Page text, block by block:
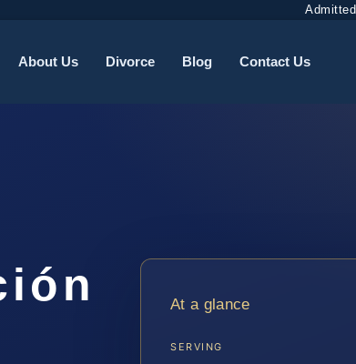
Admitted
About Us Divorce Blog Contact Us
At a glance
SERVING